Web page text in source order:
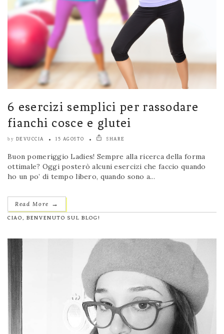
6 esercizi semplici per rassodare
fianchi cosce e glutei
by DEVUCCIA 15 AGOSTO SHARE
Buon pomeriggio Ladies! Sempre alla ricerca della forma
ottimale? Oggi posterò alcuni esercizi che faccio quando
ho un po’ di tempo libero, quando sono a...
Read More →
CIAO, BENVENUTO SUL BLOG!